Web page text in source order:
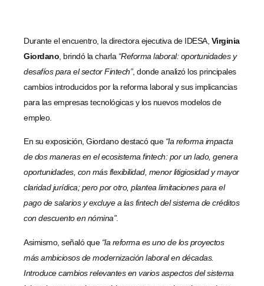
Durante el encuentro, la directora ejecutiva de IDESA, Virginia
Giordano , brindó la charla “Reforma laboral: oportunidades y
desafíos para el sector Fintech”, donde analizó los principales
cambios introducidos por la reforma laboral y sus implicancias
para las empresas tecnológicas y los nuevos modelos de
empleo.
En su exposición, Giordano destacó que “la reforma impacta
de dos maneras en el ecosistema fintech: por un lado, genera
oportunidades, con más flexibilidad, menor litigiosidad y mayor
claridad jurídica; pero por otro, plantea limitaciones para el
pago de salarios y excluye a las fintech del sistema de créditos
con descuento en nómina”.
Asimismo, señaló que “la reforma es uno de los proyectos
más ambiciosos de modernización laboral en décadas.
Introduce cambios relevantes en varios aspectos del sistema